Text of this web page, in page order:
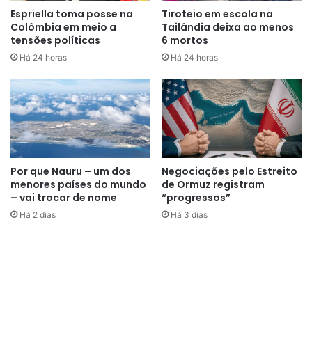
A manobra do republicano indica mudança no tom adotado
pela Casa Branca nos últimos dias, quando os EUA
fechamento parcial do Estreito de Ormuz pelo Irã.
A via marítima concentra cerca de 20% do fluxo global de
petróleo e gás natural liquefeito, tornando-se peça central
da crise entre Washington e Teerã após ataques aéreos
realizados por Estados Unidos e Israel contra alvos
iranianos.
Espriella toma posse na
Colômbia em meio a
tensões políticas
Há 24 horas
Tiroteio em escola na
Tailândia deixa ao menos
6 mortos
Há 24 horas
Por que Nauru – um dos
menores países do mundo
– vai trocar de nome
Há 2 dias
Negociações pelo Estreito
de Ormuz registram
“progressos”
Há 3 dias